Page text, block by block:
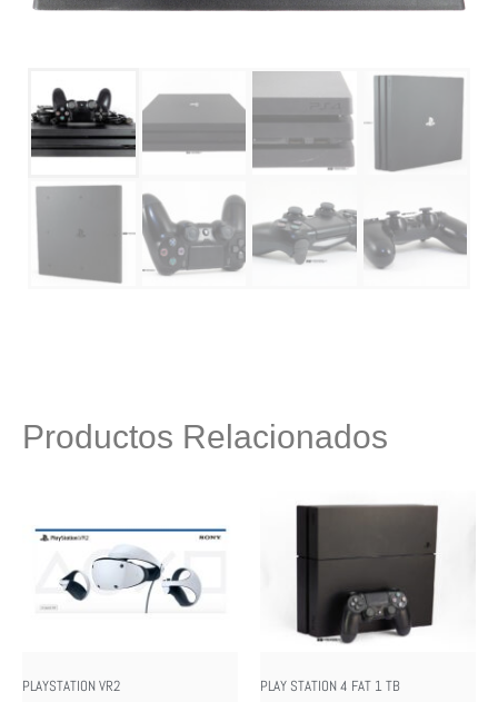
Productos Relacionados
PLAYSTATION VR2 PLAY STATION 4 FAT 1 TB